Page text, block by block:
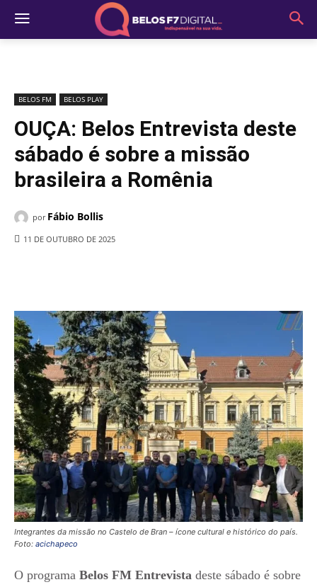
BELOS FM BELOS PLAY
OUÇA: Belos Entrevista deste
sábado é sobre a missão
brasileira a Romênia
por Fábio Bollis
11 DE OUTUBRO DE 2025
Integrantes da missão no Castelo de Bran – ícone cultural e histórico do país.
Foto: acichapeco
O programa Belos FM Entrevista deste sábado é sobre